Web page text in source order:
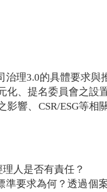
理3.0的具體要求與
、提名委員會之設
響、CSR/ESG等
人是否有責任？
要求為何？透過個